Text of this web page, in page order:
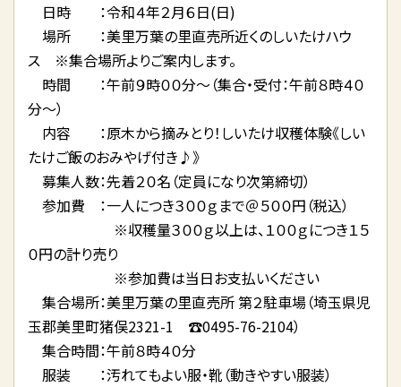
日時 ：令和４年２月６日(日)
場所 ：美里万葉の里直売所近くのしいたけハウ
ス ※集合場所よりご案内します。
時間 ：午前９時００分～（集合・受付：午前８時４０
分～）
内容 ：原木から摘みとり！しいたけ収穫体験《しい
たけご飯のおみやげ付き♪》
募集人数：先着２０名（定員になり次第締切）
参加費 ：一人につき３００ｇまで＠５００円（税込）
※収穫量３００ｇ以上は、１００ｇにつき１５
０円の計り売り
※参加費は当日お支払いください
集合場所：美里万葉の里直売所 第２駐車場（埼玉県児
玉郡美里町猪俣2321-1 ☎0495-76-2104）
集合時間：午前８時４０分
服装 ：汚れてもよい服・靴（動きやすい服装）